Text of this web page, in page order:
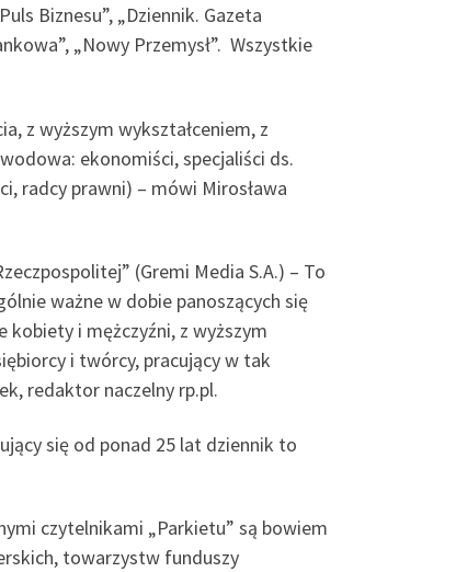
Biznesu”, „Dziennik. Gazeta
„Nowy Przemysł”. Wszystkie
z wyższym wykształceniem, z
ekonomiści, specjaliści ds.
radcy prawni) – mówi Mirosława
(Gremi Media S.A.) – To
ważne w dobie panoszących się
kobiety i mężczyźni, z wyższym
i twórcy, pracujący w tak
redaktor naczelny rp.pl.
się od ponad 25 lat dziennik to
czytelnikami „Parkietu” są bowiem
towarzystw funduszy